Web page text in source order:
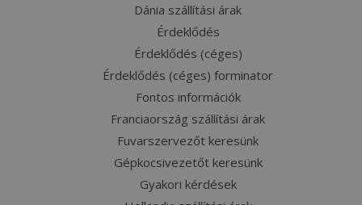
Dánia szállítási árak
Érdeklődés
Érdeklődés (céges)
Érdeklődés (céges) forminator
Fontos információk
Franciaország szállítási árak
Fuvarszervezőt keresünk
Gépkocsivezetőt keresünk
Gyakori kérdések